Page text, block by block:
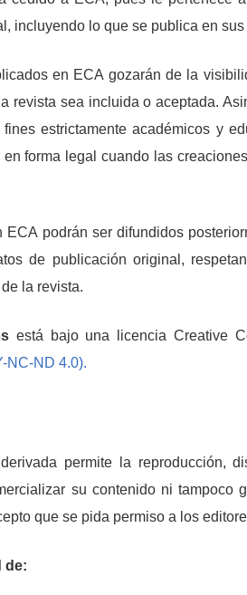
incluyendo lo que se publica en sus
en ECA gozarán de la
revista sea incluida o aceptada.
estrictamente académicos y
forma legal cuando las
podrán ser difundidos
de publicación original,
la revista.
está bajo una licencia Creative
NC-ND 4.0).
permite la reproducción,
su contenido ni tampoco
que se pida permiso a los
de: